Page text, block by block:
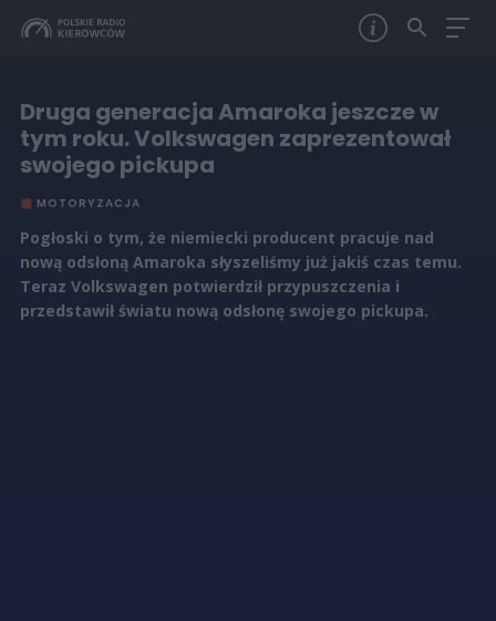
Druga generacja Amaroka jeszcze w
tym roku. Volkswagen zaprezentował
swojego pickupa
MOTORYZACJA
Pogłoski o tym, że niemiecki producent pracuje nad
nową odsłoną Amaroka słyszeliśmy już jakiś czas temu.
Teraz Volkswagen potwierdził przypuszczenia i
przedstawił światu nową odsłonę swojego pickupa.